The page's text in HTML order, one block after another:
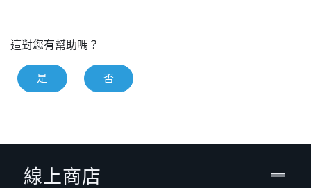
這對您有幫助嗎？
是 否
線上商店